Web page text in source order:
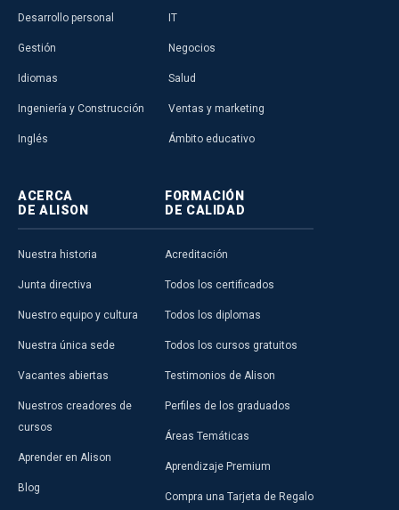
Desarrollo personal
Gestión
Idiomas
Ingeniería y Construcción
Inglés
IT
Negocios
Salud
Ventas y marketing
Ámbito educativo
ACERCA
DE ALISON
Nuestra historia
Junta directiva
Nuestro equipo y cultura
Nuestra única sede
Vacantes abiertas
Nuestros creadores de
cursos
Aprender en Alison
Blog
FORMACIÓN
DE CALIDAD
Acreditación
Todos los certificados
Todos los diplomas
Todos los cursos gratuitos
Testimonios de Alison
Perfiles de los graduados
Áreas Temáticas
Aprendizaje Premium
Compra una Tarjeta de Regalo